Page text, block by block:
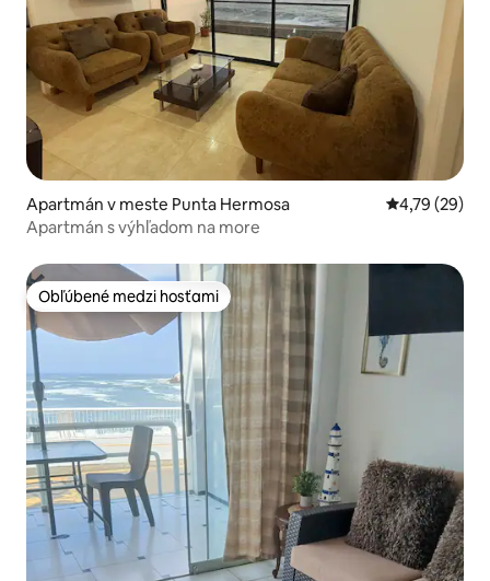
Apartmán v meste Punta Hermosa Priemerné
4,79 (29)
Apartmán s výhľadom na more
Obľúbené medzi hosťami
Obľúbené medzi hosťami